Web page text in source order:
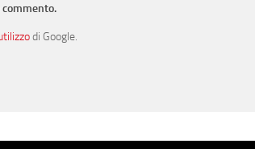
di Google.